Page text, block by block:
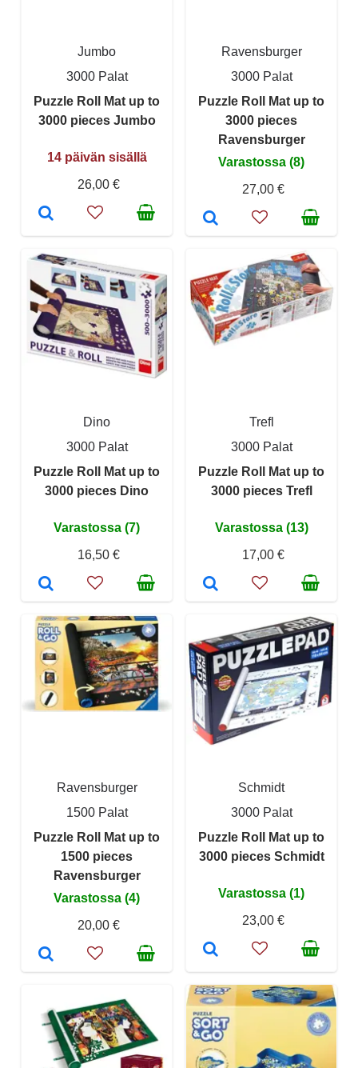
Jumbo
3000 Palat
Puzzle Roll Mat up to
3000 pieces Jumbo
14 päivän sisällä
26,00 €
Ravensburger
3000 Palat
Puzzle Roll Mat up to
3000 pieces
Ravensburger
Varastossa (8)
27,00 €
Dino
3000 Palat
Puzzle Roll Mat up to
3000 pieces Dino
Varastossa (7)
16,50 €
Trefl
3000 Palat
Puzzle Roll Mat up to
3000 pieces Trefl
Varastossa (13)
17,00 €
Ravensburger
1500 Palat
Puzzle Roll Mat up to
1500 pieces
Ravensburger
Varastossa (4)
20,00 €
Schmidt
3000 Palat
Puzzle Roll Mat up to
3000 pieces Schmidt
Varastossa (1)
23,00 €